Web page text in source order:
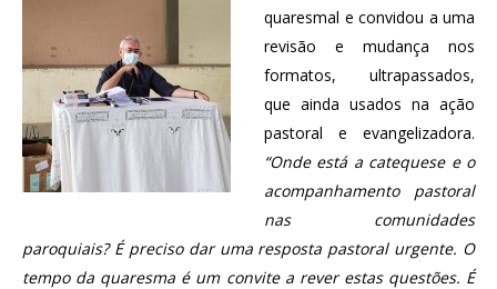
quaresmal e convidou a uma
revisão e mudança nos
formatos, ultrapassados,
que ainda usados na ação
pastoral e evangelizadora.
“Onde está a catequese e o
acompanhamento pastoral
nas comunidades
paroquiais? É preciso dar uma resposta pastoral urgente. O
tempo da quaresma é um convite a rever estas questões. É